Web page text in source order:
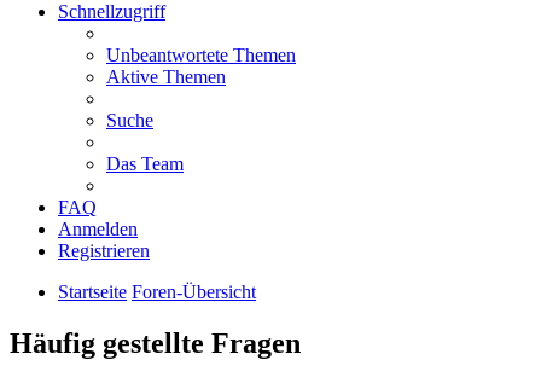
Schnellzugriff
Unbeantwortete Themen
Aktive Themen
Suche
Das Team
FAQ
Anmelden
Registrieren
Startseite Foren-Übersicht
Häufig gestellte Fragen